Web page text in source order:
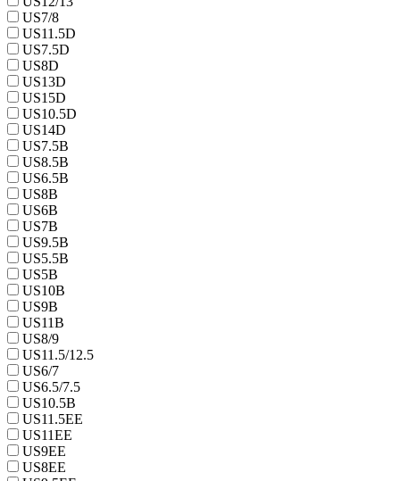
US7/8
US11.5D
US7.5D
US8D
US13D
US15D
US10.5D
US14D
US7.5B
US8.5B
US6.5B
US8B
US6B
US7B
US9.5B
US5.5B
US5B
US10B
US9B
US11B
US8/9
US11.5/12.5
US6/7
US6.5/7.5
US10.5B
US11.5EE
US11EE
US9EE
US8EE